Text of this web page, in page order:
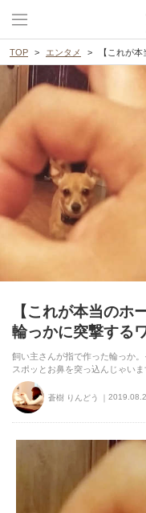
TOP エンタメ 【これが本当の
【これが本当のホ
輪っかに突撃する
飼い主さんが指で作った輪っか
スポッとお鼻を突っ込んじゃいま
蒼樹 りんどう